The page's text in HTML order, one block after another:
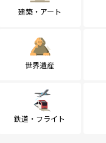
建築・アート
世界遺産
鉄道・フライト